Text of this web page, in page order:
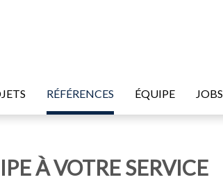
RÉFÉRENCES ÉQUIPE JOBS
À VOTRE SERVICE